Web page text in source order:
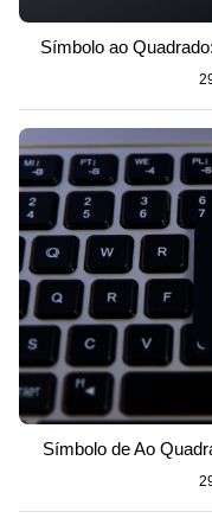
Símbolo ao
Símbolo de Ao